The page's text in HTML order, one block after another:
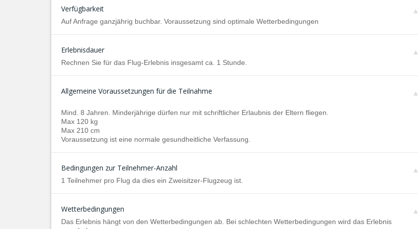
Verfügbarkeit
Auf Anfrage ganzjährig buchbar. Voraussetzung sind optimale Wetterbedingungen
Erlebnisdauer
Rechnen Sie für das Flug-Erlebnis insgesamt ca. 1 Stunde.
Allgemeine Voraussetzungen für die Teilnahme
Mind. 8 Jahren. Minderjährige dürfen nur mit schriftlicher Erlaubnis der Eltern fliegen.
Max 120 kg
Max 210 cm
Voraussetzung ist eine normale gesundheitliche Verfassung.
Bedingungen zur Teilnehmer-Anzahl
1 Teilnehmer pro Flug da dies ein Zweisitzer-Flugzeug ist.
Wetterbedingungen
Das Erlebnis hängt von den Wetterbedingungen ab. Bei schlechten Wetterbedingungen wird das Erlebnis